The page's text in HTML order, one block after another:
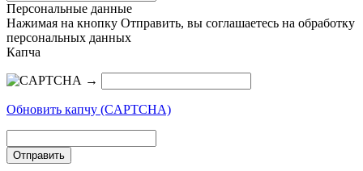
Персональные данные
Нажимая на кнопку Отправить, вы соглашаетесь на обработку
персональных данных
Капча
→
Обновить капчу (CAPTCHA)
Отправить